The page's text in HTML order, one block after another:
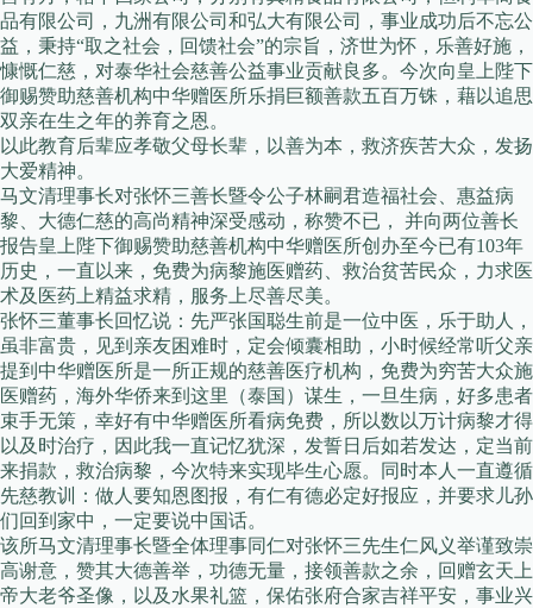
品有限公司，九洲有限公司和弘大有限公司，事业成功后不忘公
益，秉持“取之社会，回馈社会”的宗旨，济世为怀，乐善好施，
慷慨仁慈，对泰华社会慈善公益事业贡献良多。今次向皇上陛下
御赐赞助慈善机构中华赠医所乐捐巨额善款五百万铢，藉以追思
双亲在生之年的养育之恩。
以此教育后辈应孝敬父母长辈，以善为本，救济疾苦大众，发扬
大爱精神。
马文清理事长对张怀三善长暨令公子林嗣君造福社会、惠益病
黎、大德仁慈的高尚精神深受感动，称赞不已， 并向两位善长
报告皇上陛下御赐赞助慈善机构中华赠医所创办至今已有103年
历史，一直以来，免费为病黎施医赠药、救治贫苦民众，力求医
术及医药上精益求精，服务上尽善尽美。
张怀三董事长回忆说：先严张国聪生前是一位中医，乐于助人，
虽非富贵，见到亲友困难时，定会倾囊相助，小时候经常听父亲
提到中华赠医所是一所正规的慈善医疗机构，免费为穷苦大众施
医赠药，海外华侨来到这里（泰国）谋生，一旦生病，好多患者
束手无策，幸好有中华赠医所看病免费，所以数以万计病黎才得
以及时治疗，因此我一直记忆犹深，发誓日后如若发达，定当前
来捐款，救治病黎，今次特来实现毕生心愿。同时本人一直遵循
先慈教训：做人要知恩图报，有仁有德必定好报应，并要求儿孙
们回到家中，一定要说中国话。
该所马文清理事长暨全体理事同仁对张怀三先生仁风义举谨致崇
高谢意，赞其大德善举，功德无量，接领善款之余，回赠玄天上
帝大老爷圣像，以及水果礼篮，保佑张府合家吉祥平安，事业兴